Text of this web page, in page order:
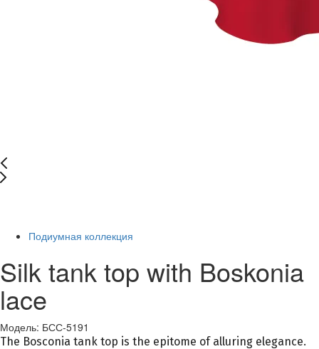
Подиумная коллекция
Silk tank top with Boskonia
lace
Модель: БСС-5191
The Bosconia tank top is the epitome of alluring elegance.